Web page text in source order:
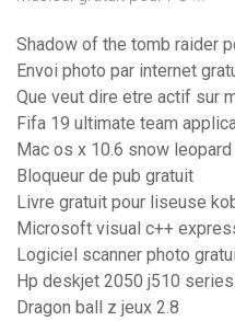
Shadow of the tomb raider
Envoi photo par internet
Que veut dire etre actif sur
Fifa 19 ultimate team
Mac os x 10.6 snow
Bloqueur de pub gratuit
Livre gratuit pour liseuse
Microsoft visual c++
Logiciel scanner photo
Dragon ball z jeux 2.8